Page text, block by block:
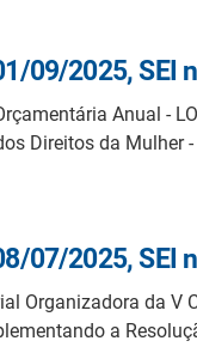
09/2025, SEI
Anual -
Direitos da Mulher
07/2025, SEI
Organizadora da
a